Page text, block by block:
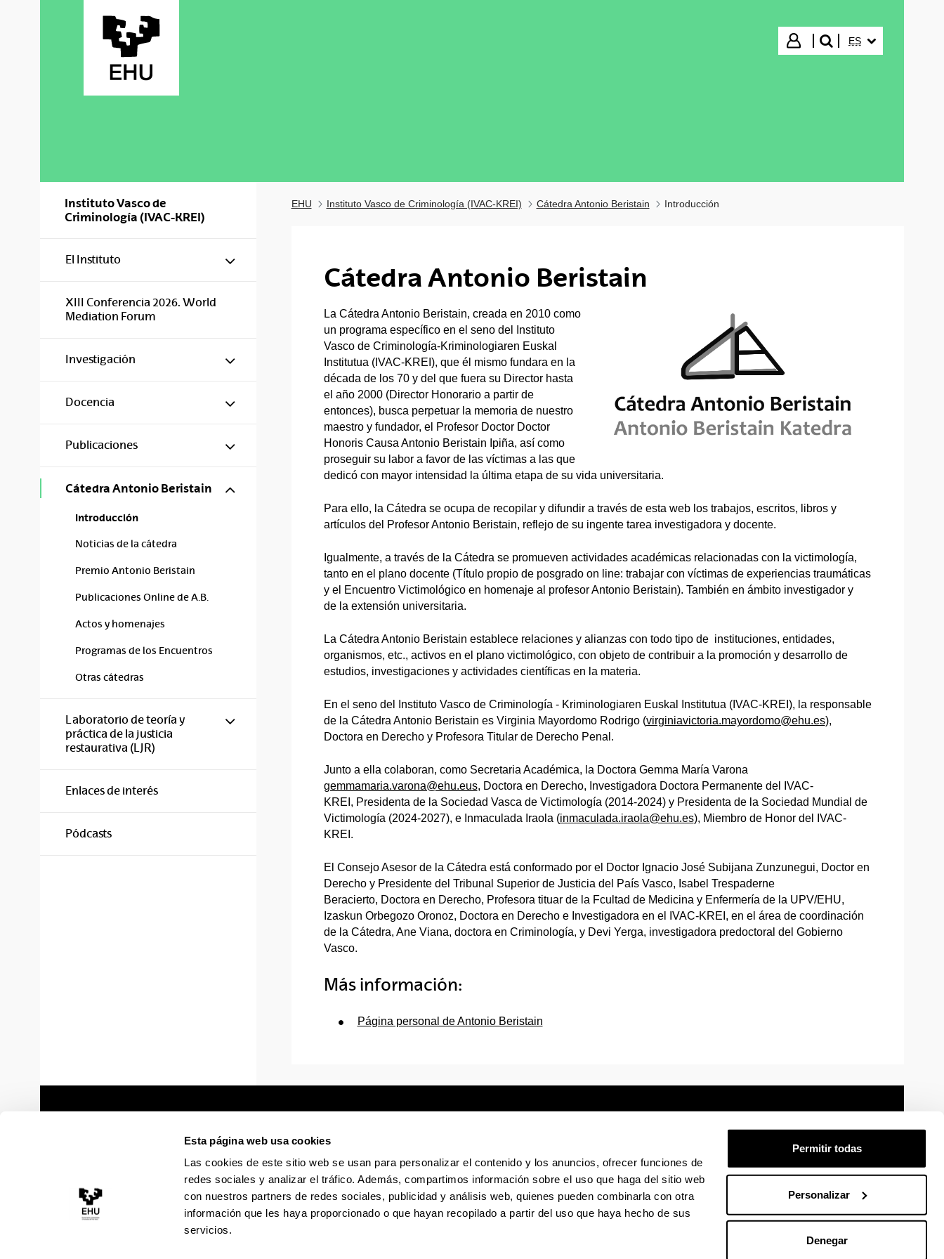
Esta página web usa cookies
Las cookies de este sitio web se usan para personalizar el contenido y los anuncios, ofrecer funciones de
redes sociales y analizar el tráfico. Además, compartimos información sobre el uso que haga del sitio web
con nuestros partners de redes sociales, publicidad y análisis web, quienes pueden combinarla con otra
información que les haya proporcionado o que hayan recopilado a partir del uso que haya hecho de sus
servicios.
Permitir todas
Personalizar
Denegar
Iniciar sesión
buscar"
ES
Instituto Vasco de
Criminología (IVAC-KREI)
El Instituto Mostrar/ocultar subpáginas
XIII Conferencia 2026. World
Mediation Forum
Investigación Mostrar/ocultar subpáginas
Docencia Mostrar/ocultar subpáginas
Publicaciones Mostrar/ocultar subpáginas
Cátedra Antonio Beristain Mostrar/ocultar subpáginas
Introducción
Noticias de la cátedra
Premio Antonio Beristain
Publicaciones Online de A.B.
Actos y homenajes
Programas de los Encuentros
Otras cátedras
Laboratorio de teoría y
práctica de la justicia
restaurativa (LJR)
Mostrar/ocultar subpáginas
Enlaces de interés
Pódcasts
EHU Instituto Vasco de Criminología (IVAC-KREI) Cátedra Antonio Beristain Introducción
Cátedra Antonio Beristain
La Cátedra Antonio Beristain, creada en 2010 como
un programa específico en el seno del Instituto
Vasco de Criminología-Kriminologiaren Euskal
Institutua (IVAC-KREI), que él mismo fundara en la
década de los 70 y del que fuera su Director hasta
el año 2000 (Director Honorario a partir de
entonces), busca perpetuar la memoria de nuestro
maestro y fundador, el Profesor Doctor Doctor
Honoris Causa Antonio Beristain Ipiña, así como
proseguir su labor a favor de las víctimas a las que
dedicó con mayor intensidad la última etapa de su vida universitaria.
Para ello, la Cátedra se ocupa de recopilar y difundir a través de esta web los trabajos, escritos, libros y
artículos del Profesor Antonio Beristain, reflejo de su ingente tarea investigadora y docente.
Igualmente, a través de la Cátedra se promueven actividades académicas relacionadas con la victimología,
tanto en el plano docente (Título propio de posgrado on line: trabajar con víctimas de experiencias traumáticas
y el Encuentro Victimológico en homenaje al profesor Antonio Beristain). También en ámbito investigador y
de la extensión universitaria.
La Cátedra Antonio Beristain establece relaciones y alianzas con todo tipo de instituciones, entidades,
organismos, etc., activos en el plano victimológico, con objeto de contribuir a la promoción y desarrollo de
estudios, investigaciones y actividades científicas en la materia.
En el seno del Instituto Vasco de Criminología - Kriminologiaren Euskal Institutua (IVAC-KREI), la responsable
de la Cátedra Antonio Beristain es Virginia Mayordomo Rodrigo (virginiavictoria.mayordomo@ehu.es),
Doctora en Derecho y Profesora Titular de Derecho Penal.
Junto a ella colaboran, como Secretaria Académica, la Doctora Gemma María Varona
gemmamaria.varona@ehu.eus, Doctora en Derecho, Investigadora Doctora Permanente del IVAC-
KREI, Presidenta de la Sociedad Vasca de Victimología (2014-2024) y Presidenta de la Sociedad Mundial de
Victimología (2024-2027), e Inmaculada Iraola (inmaculada.iraola@ehu.es), Miembro de Honor del IVAC-
KREI.
El Consejo Asesor de la Cátedra está conformado por el Doctor Ignacio José Subijana Zunzunegui, Doctor en
Derecho y Presidente del Tribunal Superior de Justicia del País Vasco, Isabel Trespaderne
Beracierto, Doctora en Derecho, Profesora tituar de la Fcultad de Medicina y Enfermería de la UPV/EHU,
Izaskun Orbegozo Oronoz, Doctora en Derecho e Investigadora en el IVAC-KREI, en el área de coordinación
de la Cátedra, Ane Viana, doctora en Criminología, y Devi Yerga, investigadora predoctoral del Gobierno
Vasco.
Más información:
Página personal de Antonio Beristain
Sede electrónica Accesibilidad Información legal Mapa Ayuda Contacto
La EHU en TiktokLa EHU en BlueskyLa EHU en FacebookLa EHU en LinkedinLa EHU en InstagramLa EHU en YoutubeLa EHU en VimeoLa EHU en Flickr